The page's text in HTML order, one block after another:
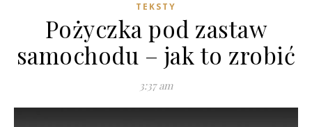
TEKSTY
Pożyczka pod zastaw
samochodu – jak to zrobić
3:37 am